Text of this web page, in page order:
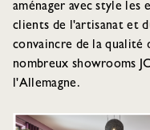
aménager avec style les
clients de l'artisanat et
convaincre de la qualité
nombreux showrooms
l'Allemagne.